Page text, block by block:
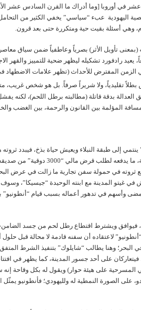
أوروبا [وما أدراك ما القرن السادس عشر
اليهودية عبء “سياسي” يخفي الكثير من التحامل
وهي أسئلة بقيت حية ومتكررة حتى بعد قرون.
(بمعنى تأويل الأثر) بصرياً وعاطفياً ضمن سياق
رادفورد تشكيله ليظهر ضحية للتمييز والقهر
الزمن المفترض للأحداث (تظهر علامات
تقليدياً، ولا شريراً صرفاً. بل هو شخص غريب،
العدالة بدقة قاتلة (مطالبته برطل اللحم)، لكنه
المؤلمة بين القانون والرحمة، بين الغضب
إلى طبقة النبلاء ويعيش حياة بذخ، فيبدد ثروته
غرام “بورشيا”، السيدة الجميلة والثرية، لكن تكلفة هذا الحب
ثروته في حمولة سفن تجارية ما زالت في عرض
غيتو المدينة مع ابنته الوحيدة “جيسيكا”، وسوف
مضى وأسهم في تدهور أعماله بسبب قيام
فيوافق ويشترط اقتطاع رطل لحم من جسد
لاعتقاده أن سفنه قادمة لا محالة قبل
البحر؛ وهنا يطالب “شايلوك” بتنفيذ الشرط
على أحد جسور المدينة، كما يظهر في
المسرحية على هيئة حوار) ويقول له بكل وقاحة
على الصورة النمطية له ولليهودي؛ فأنطونيو